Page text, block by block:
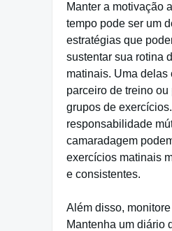
Manter a motivação
tempo pode ser um
estratégias que
sustentar sua rotina
matinais. Uma delas
parceiro de treino
grupos de
responsabilidade
camaradagem
exercícios matinais
e consistentes.
Além disso,
Mantenha um diário